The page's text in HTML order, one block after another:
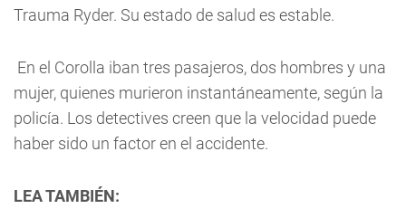
Trauma Ryder. Su estado de salud es estable.
mujer, quienes murieron instantáneamente, según la
policía. Los detectives creen que la velocidad puede
haber sido un factor en el accidente.
LEA TAMBIÉN: